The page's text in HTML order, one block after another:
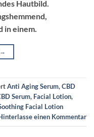
Hautbild.
in einem.
→
Anti Aging Serum,CBD
Serum, Facial Lotion,
Facial Lotion
einen Kommentar